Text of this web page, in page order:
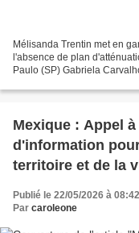
Mélisanda Trentin met en
l'absence de plan
Paulo (SP) Gabriela
Mexique : Appel
d'information
territoire et de la
minière
Publié le 22/05/2026 à 08:42
Par caroleone